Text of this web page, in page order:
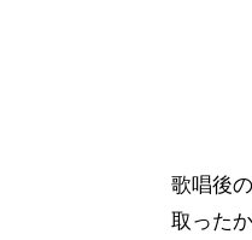
歌唱後
取った